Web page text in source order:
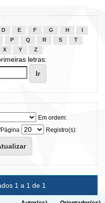
D E F G H
P Q R S
T
X Y Z
letras:
Em ordem:
Registro(s):
1 a 1 de 1